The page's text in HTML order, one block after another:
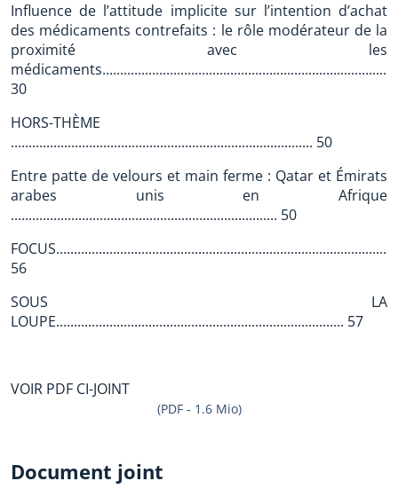
Influence de l’attitude implicite sur l’intention d’achat
des médicaments contrefaits : le rôle modérateur de la
proximité avec les
médicaments...................................................................................
30
HORS-THÈME
..................................................................................... 50
Entre patte de velours et main ferme : Qatar et Émirats
arabes unis en Afrique
........................................................................... 50
56
SOUS LA
LOUPE................................................................................. 57
VOIR PDF CI-JOINT
(PDF - 1.6 Mio)
Document joint